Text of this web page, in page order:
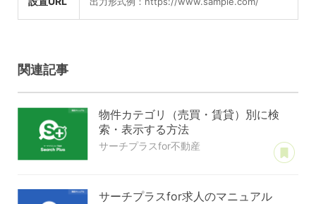
関連記事
物件カテゴリ（売買・賃貸）別に検
索・表示する方法
サーチプラスfor不動産
サーチプラスfor求人のマニュアル